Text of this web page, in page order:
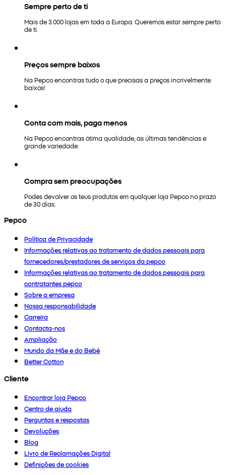
Sempre perto de ti
Mais de 3.000 lojas em toda a Europa. Queremos estar sempre perto
de ti.
Preços sempre baixos
Na Pepco encontras tudo o que precisas a preços incrivelmente
baixos!
Conta com mais, paga menos
Na Pepco encontras ótima qualidade, as últimas tendências e
grande variedade.
Compra sem preocupações
Podes devolver os teus produtos em qualquer loja Pepco no prazo
de 30 dias.
Pepco
Política de Privacidade
Informações relativas ao tratamento de dados pessoais para
fornecedores/prestadores de serviços da pepco
Informações relativas ao tratamento de dados pessoais para
contratantes pepco
Sobre a empresa
Nossa responsabilidade
Carreira
Contacta-nos
Ampliação
Mundo da Mãe e do Bebé
Better Cotton
Cliente
Encontrar loja Pepco
Centro de ajuda
Perguntas e respostas
Devoluções
Blog
Livro de Reclamações Digital
Definições de cookies